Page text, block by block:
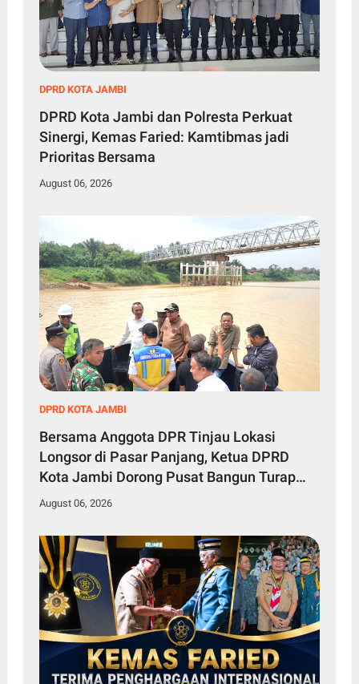
DPRD KOTA JAMBI
DPRD Kota Jambi dan Polresta Perkuat
Sinergi, Kemas Faried: Kamtibmas jadi
Prioritas Bersama
August 06, 2026
DPRD KOTA JAMBI
Bersama Anggota DPR Tinjau Lokasi
Longsor di Pasar Panjang, Ketua DPRD
Kota Jambi Dorong Pusat Bangun Turap
Sungai Batanghari
August 06, 2026